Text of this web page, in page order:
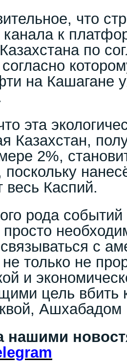
что
канала к
по
на Кашагане
эта
Казахстан,
2%,
поскольку
весь Каспий.
рода
просто
с
только не
и
цель вбить
Ашхабадом
нашими